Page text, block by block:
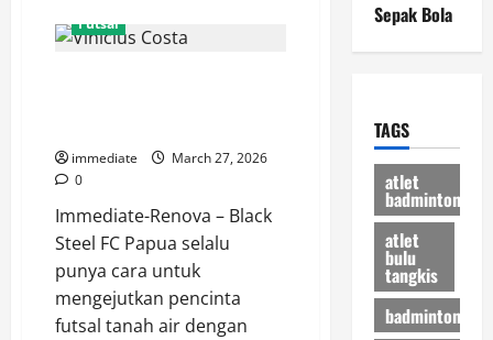
Performa
Impresif
Musim
Ini
Futsal
immediate
March 27, 2026
0
Immediate-Renova – Black
Steel FC Papua selalu
punya cara untuk
mengejutkan pencinta
futsal tanah air dengan
Sepak Bola
TAGS
atlet
badminton
atlet
bulu
tangkis
badminton